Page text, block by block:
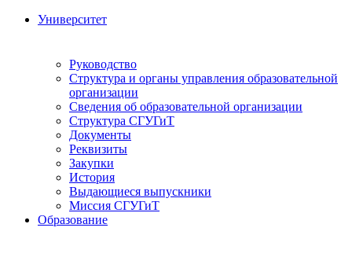
Университет
Руководство
Структура и органы управления образовательной
организации
Сведения об образовательной организации
Структура СГУГиТ
Документы
Реквизиты
Закупки
История
Выдающиеся выпускники
Миссия СГУГиТ
Образование